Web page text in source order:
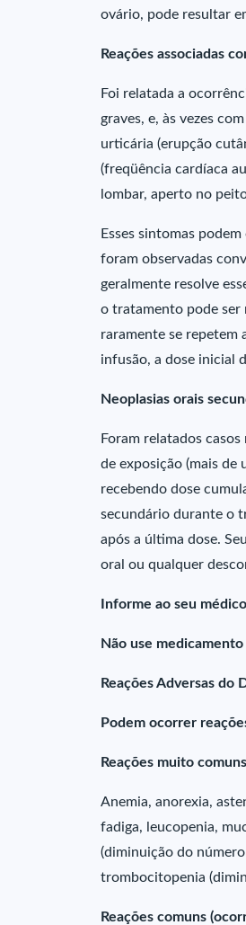
ovário, pode resultar
Reações associadas
Foi relatada a
graves, e, às vezes
urticária (erupção
(freqüência cardíaca
lombar, aperto no
Esses sintomas
foram observadas
geralmente resolve
o tratamento pode ser
raramente se repetem
infusão, a dose inicial
Neoplasias orais
Foram relatados
de exposição (mais
recebendo dose
secundário durante o
após a última dose.
oral ou qualquer
Informe ao seu
Não use
Reações Adversas do
Podem ocorrer
Reações muito
Anemia, anorexia,
fadiga, leucopenia,
(diminuição do
trombocitopenia
Reações comuns